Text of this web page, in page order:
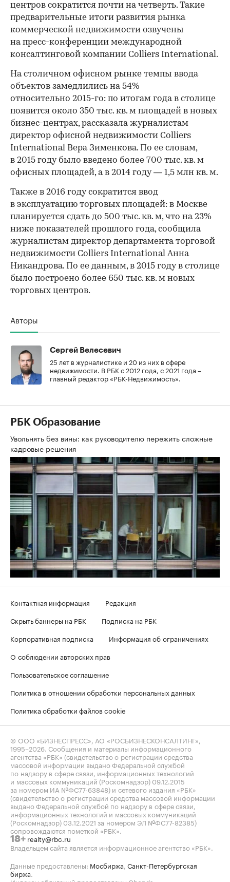
центров сократится почти на четверть. Такие
предварительные итоги развития рынка
коммерческой недвижимости озвучены
на пресс-конференции международной
консалтинговой компании Colliers International.
На столичном офисном рынке темпы ввода
объектов замедлились на 54%
относительно 2015-го: по итогам года в столице
появится около 350 тыс. кв. м площадей в новых
бизнес-центрах, рассказала журналистам
директор офисной недвижимости Colliers
International Вера Зименкова. По ее словам,
в 2015 году было введено более 700 тыс. кв. м
офисных площадей, а в 2014 году — 1,5 млн кв. м.
Также в 2016 году сократится ввод
в эксплуатацию торговых площадей: в Москве
планируется сдать до 500 тыс. кв. м, что на 23%
ниже показателей прошлого года, сообщила
журналистам директор департамента торговой
недвижимости Colliers International Анна
Никандрова. По ее данным, в 2015 году в столице
было построено более 650 тыс. кв. м новых
торговых центров.
Авторы
Сергей Велесевич
25 лет в журналистике и 20 из них в сфере
недвижимости. В РБК с 2012 года, с 2021 года –
главный редактор «РБК-Недвижимость».
РБК Образование
Увольнять без вины: как руководителю пережить сложные
кадровые решения
Контактная информация
Редакция
Скрыть баннеры на РБК
Подписка на РБК
Корпоративная подписка
Информация об ограничениях
О соблюдении авторских прав
Пользовательское соглашение
Политика в отношении обработки персональных данных
Политика обработки файлов cookie
© ООО «БИЗНЕСПРЕСС», АО «РОСБИЗНЕСКОНСАЛТИНГ»,
1995–2026 . Сообщения и материалы информационного
агентства «РБК» (свидетельство о регистрации средства
массовой информации выдано Федеральной службой
по надзору в сфере связи, информационных технологий
и массовых коммуникаций (Роскомнадзор) 09.12.2015
за номером ИА №ФС77-63848) и сетевого издания «РБК»
(свидетельство о регистрации средства массовой информации
выдано Федеральной службой по надзору в сфере связи,
информационных технологий и массовых коммуникаций
(Роскомнадзор) 03.12.2021 за номером ЭЛ №ФС77-82385)
сопровождаются пометкой «РБК».
18+ realty@rbc.ru
Владельцем сайта является информационное агентство «РБК».
Данные предоставлены: Мосбиржа Санкт-Петербургская
биржа